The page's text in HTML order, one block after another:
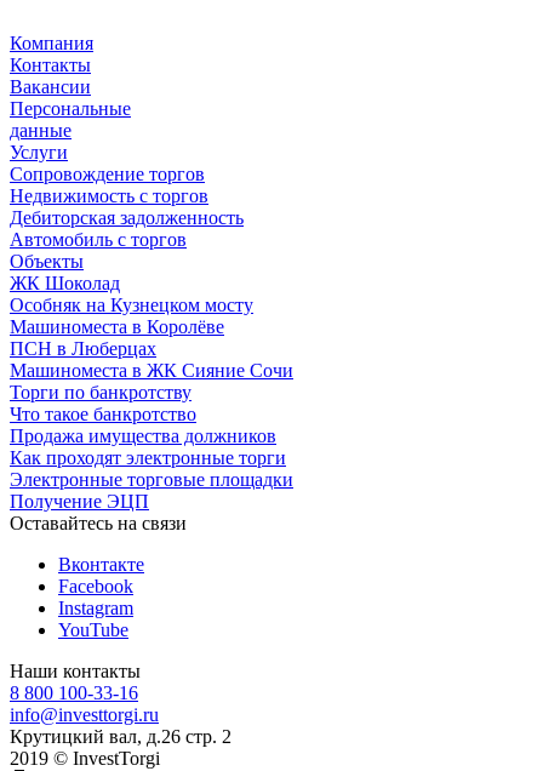
Компания
Контакты
Вакансии
Персональные
данные
Услуги
Сопровождение торгов
Недвижимость с торгов
Дебиторская задолженность
Автомобиль с торгов
Объекты
ЖК Шоколад
Особняк на Кузнецком мосту
Машиноместа в Королёве
ПСН в Люберцах
Машиноместа в ЖК Сияние Сочи
Торги по банкротству
Что такое банкротство
Продажа имущества должников
Как проходят электронные торги
Электронные торговые площадки
Получение ЭЦП
Оставайтесь на связи
Вконтакте
Facebook
Instagram
YouTube
Наши контакты
8 800 100-33-16
info@investtorgi.ru
Крутицкий вал, д.26 стр. 2
2019 © InvestTorgi